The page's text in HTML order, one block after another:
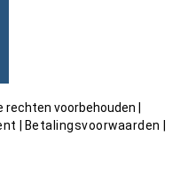
voorbehouden |
Betalingsvoorwaarden